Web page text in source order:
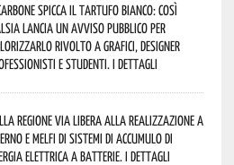
spicca il tartufo bianco: così
lancia un avviso pubblico per
rivolto a grafici, designer
e studenti. I dettagli
Regione via libera alla realizzazione a
e Melfi di sistemi di accumulo di
elettrica a batterie. I dettagli